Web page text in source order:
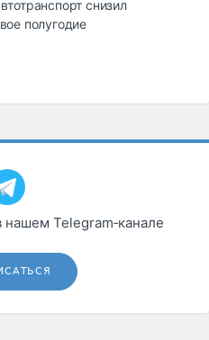
снизил
полугодие
нашем Telegram‑канале